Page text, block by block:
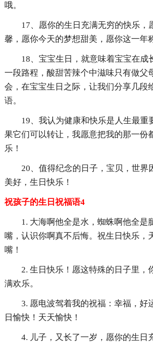
哦。
17、愿你的生日充满无穷的快乐，
馨，愿你今天的梦想甜美，愿你这一年
18、宝宝生日，就意味着宝宝在成
一段路程，酸甜苦辣个中滋味只有做父
会，在宝宝生日之际，让我们分享几段
语。
19、我认为健康和快乐是人生最重
果它们可以转让，我愿意把我的那一份
乐！
20、值得纪念的日子，宝贝，世界
美好，生日快乐！
祝孩子的生日祝福语4
1. 大海啊他全是水，蜘蛛啊他全是
嘴，认识你啊真不后悔。祝生日快乐，
嘴！
2. 生日快乐！愿这特殊的日子里，
满欢乐。
3. 愿电波驾着我的祝福：幸福，好
日愉快！天天愉快！
4. 儿子，又长了一岁，愿你的生日